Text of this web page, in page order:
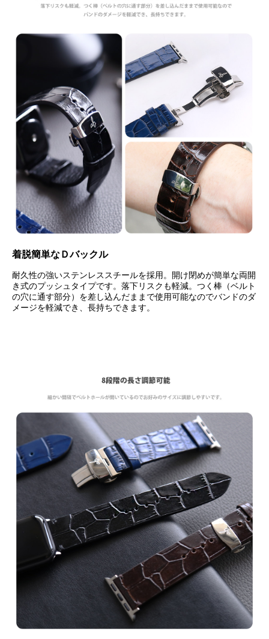
着脱簡単なＤバックル
耐久性の強いステンレススチールを採用。開け閉めが簡単な両開
き式のプッシュタイプです。落下リスクも軽減。つく棒（ベルト
の穴に通す部分）を差し込んだままで使用可能なのでバンドのダ
メージを軽減でき、長持ちできます。